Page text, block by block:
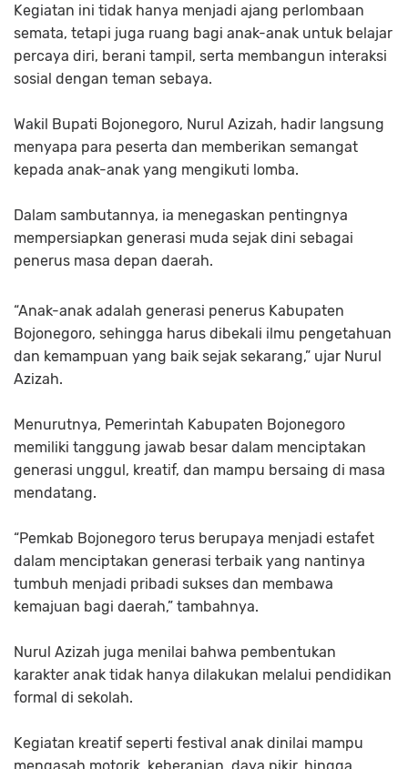
Kegiatan ini tidak hanya menjadi ajang perlombaan
semata, tetapi juga ruang bagi anak-anak untuk belajar
percaya diri, berani tampil, serta membangun interaksi
sosial dengan teman sebaya.
Wakil Bupati Bojonegoro, Nurul Azizah, hadir langsung
menyapa para peserta dan memberikan semangat
kepada anak-anak yang mengikuti lomba.
Dalam sambutannya, ia menegaskan pentingnya
mempersiapkan generasi muda sejak dini sebagai
penerus masa depan daerah.
“Anak-anak adalah generasi penerus Kabupaten
Bojonegoro, sehingga harus dibekali ilmu pengetahuan
dan kemampuan yang baik sejak sekarang,” ujar Nurul
Azizah.
Menurutnya, Pemerintah Kabupaten Bojonegoro
memiliki tanggung jawab besar dalam menciptakan
generasi unggul, kreatif, dan mampu bersaing di masa
mendatang.
“Pemkab Bojonegoro terus berupaya menjadi estafet
dalam menciptakan generasi terbaik yang nantinya
tumbuh menjadi pribadi sukses dan membawa
kemajuan bagi daerah,” tambahnya.
Nurul Azizah juga menilai bahwa pembentukan
karakter anak tidak hanya dilakukan melalui pendidikan
formal di sekolah.
Kegiatan kreatif seperti festival anak dinilai mampu